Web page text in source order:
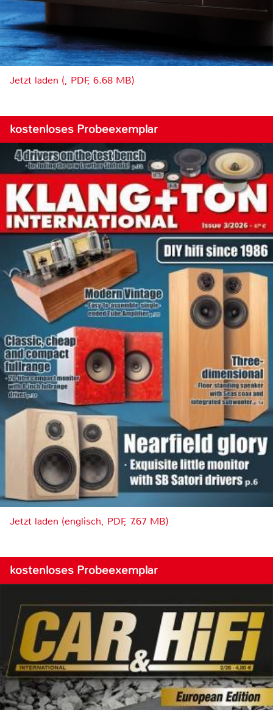
Jetzt laden (, PDF, 6.68 MB)
kostenloses Probeexemplar
Jetzt laden (englisch, PDF, 7.67 MB)
kostenloses Probeexemplar